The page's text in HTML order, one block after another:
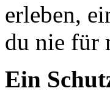
erleben,
du nie für
Ein